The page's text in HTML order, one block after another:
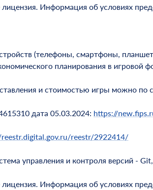
Информация об условиях
(телефоны, смартфоны,
планирования в игровой
и стоимостью игры можно по
дата 05.03.2024: https://
reestr/2922414/
управления и контроля версий -
Информация об условиях